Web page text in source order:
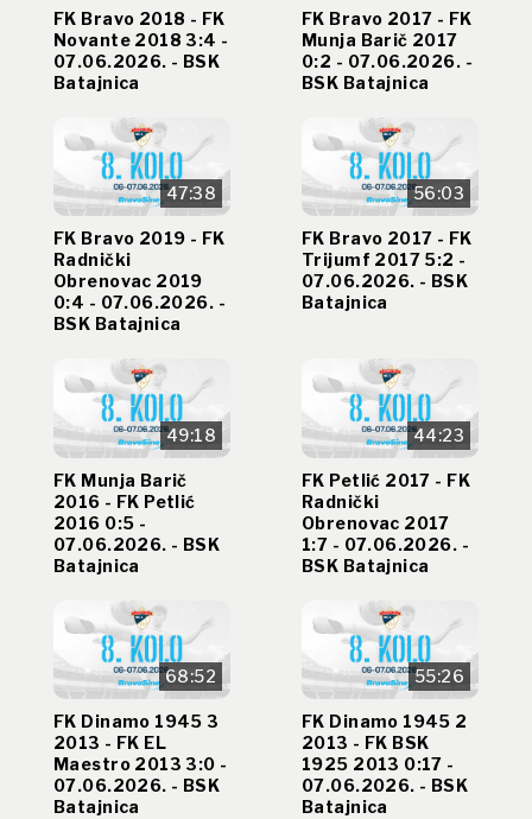
FK Bravo 2018 - FK
Novante 2018 3:4 -
07.06.2026. - BSK
Batajnica
FK Bravo 2017 - FK
Munja Barič 2017
0:2 - 07.06.2026. -
BSK Batajnica
47:38
FK Bravo 2019 - FK
Radnički
Obrenovac 2019
0:4 - 07.06.2026. -
BSK Batajnica
56:03
FK Bravo 2017 - FK
Trijumf 2017 5:2 -
07.06.2026. - BSK
Batajnica
49:18
FK Munja Barič
2016 - FK Petlić
2016 0:5 -
07.06.2026. - BSK
Batajnica
44:23
FK Petlić 2017 - FK
Radnički
Obrenovac 2017
1:7 - 07.06.2026. -
BSK Batajnica
68:52
FK Dinamo 1945 3
2013 - FK EL
Maestro 2013 3:0 -
07.06.2026. - BSK
Batajnica
55:26
FK Dinamo 1945 2
2013 - FK BSK
1925 2013 0:17 -
07.06.2026. - BSK
Batajnica